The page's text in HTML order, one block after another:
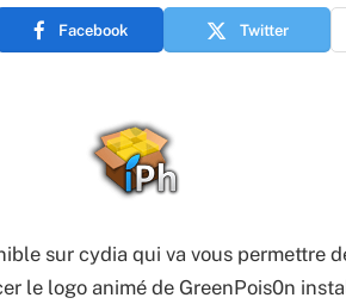
Facebook Twitter
sur cydia qui va vous permettre
le logo animé de GreenPois0n